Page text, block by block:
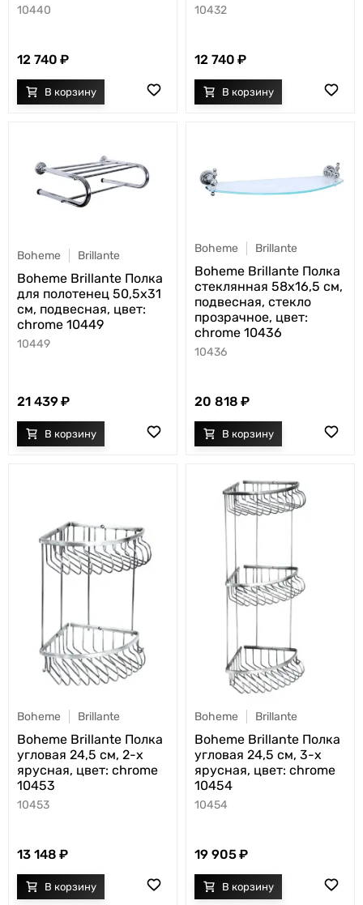
10440
12 740
10432
12 740
Boheme Brillante
Boheme Brillante Полка
для полотенец 50,5x31
см, подвесная, цвет:
chrome 10449
10449
21 439
Boheme Brillante
Boheme Brillante Полка
стеклянная 58x16,5 см,
подвесная, стекло
прозрачное, цвет:
chrome 10436
10436
20 818
Boheme Brillante
Boheme Brillante Полка
угловая 24,5 см, 2-х
ярусная, цвет: chrome
10453
10453
13 148
Boheme Brillante
Boheme Brillante Полка
угловая 24,5 см, 3-х
ярусная, цвет: chrome
10454
10454
19 905